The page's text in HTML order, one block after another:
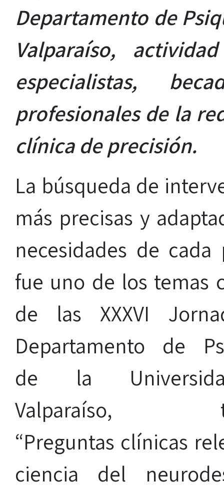
Departamento de
Valparaíso,
especialistas,
profesionales de la
clínica de precisión.
La búsqueda de
más precisas y
necesidades de cada
fue uno de los temas
de las XXXVI
Departamento de
de la
Valparaíso,
“Preguntas clínicas
ciencia del